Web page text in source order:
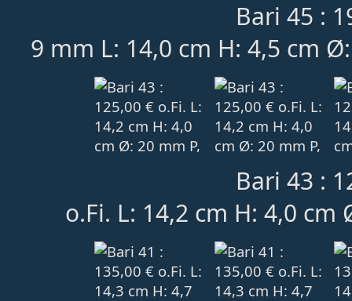
Bari 45 :
9 mm L: 14,0 cm H: 4,5 cm
Bari 43 :
o.Fi. L: 14,2 cm H: 4,0 cm